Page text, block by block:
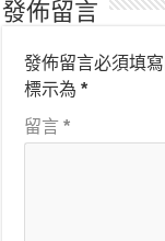
發佈留言
發佈留言必須填
標示為*
留言*